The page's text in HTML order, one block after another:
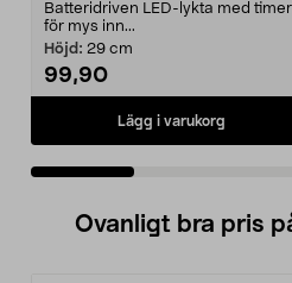
Batteridriven LED-lykta med timer
för mys inn...
Höjd: 29 cm
99,90
Lägg i varukorg
Ovanligt bra pris